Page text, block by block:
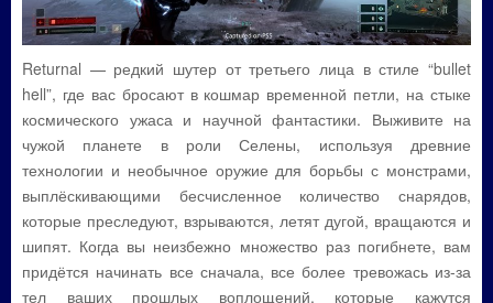
Returnal — редкий шутер от третьего лица в стиле “bullet
hell”, где вас бросают в кошмар временной петли, на стыке
космического ужаса и научной фантастики. Выживите на
чужой планете в роли Селены, используя древние
технологии и необычное оружие для борьбы с монстрами,
выплёскивающими бесчисленное количество снарядов,
которые преследуют, взрываются, летят дугой, вращаются и
шипят. Когда вы неизбежно множество раз погибнете, вам
придётся начинать все сначала, все более тревожась из-за
тел ваших прошлых воплощений, которые кажутся